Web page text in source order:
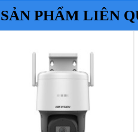
SẢN PHẨM LIÊN